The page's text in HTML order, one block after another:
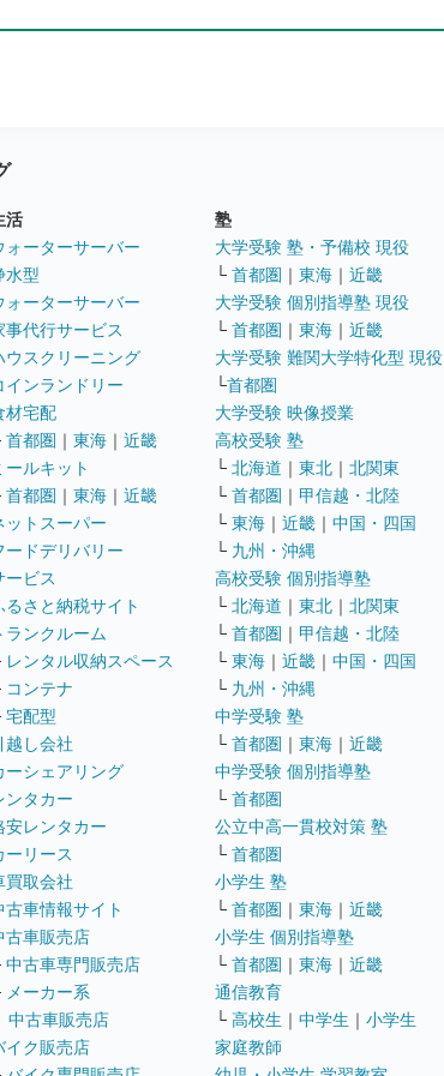
活
ォーターサーバー
水型
ォーターサーバー
事代行サービス
ウスクリーニング
インランドリー
材宅配
首都圏 ｜ 東海 ｜ 近畿
ールキット
首都圏 ｜ 東海 ｜ 近畿
ットスーパー
ードデリバリー
ービス
るさと納税サイト
ランクルーム
レンタル収納スペース
コンテナ
宅配型
越し会社
ーシェアリング
ンタカー
安レンタカー
ーリース
買取会社
古車情報サイト
古車販売店
中古車専門販売店
メーカー系
中古車販売店
イク販売店
塾
大学受験 塾・予備校 現役
└ 首都圏 ｜ 東海 ｜ 近畿
大学受験 個別指導塾 現役
└ 首都圏 ｜ 東海 ｜ 近畿
大学受験 難関大学特化型 現役
└首都圏
大学受験 映像授業
高校受験 塾
└ 北海道 ｜ 東北 ｜ 北関東
└ 首都圏 ｜ 甲信越・北陸
└ 東海 ｜ 近畿 ｜ 中国・四国
└ 九州・沖縄
高校受験 個別指導塾
└ 北海道 ｜ 東北 ｜ 北関東
└ 首都圏 ｜ 甲信越・北陸
└ 東海 ｜ 近畿 ｜ 中国・四国
└ 九州・沖縄
中学受験 塾
└ 首都圏 ｜ 東海 ｜ 近畿
中学受験 個別指導塾
└ 首都圏
公立中高一貫校対策 塾
└ 首都圏
小学生 塾
└ 首都圏 ｜ 東海 ｜ 近畿
小学生 個別指導塾
└ 首都圏 ｜ 東海 ｜ 近畿
通信教育
└ 高校生 ｜ 中学生 ｜ 小学生
家庭教師